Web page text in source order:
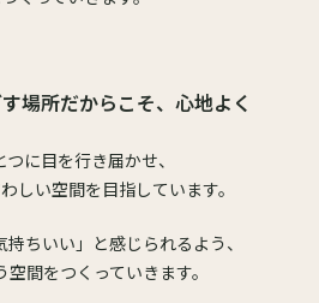
場所だからこそ、 心地よく
つに目を行き届かせ、
しい空間を目指しています。
ちいい」と感じられるよう、
間をつくっていきます。